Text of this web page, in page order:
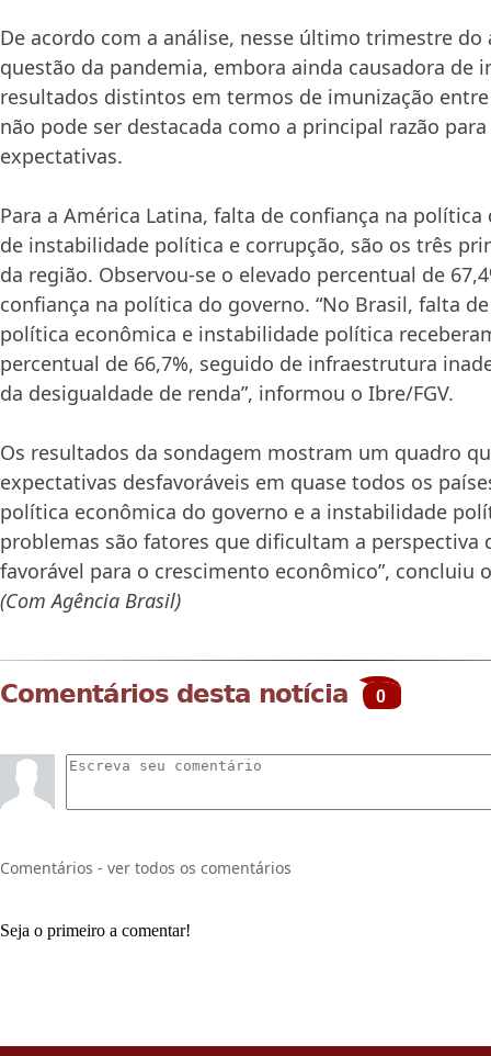
De acordo com a análise, nesse último trimestre do
questão da pandemia, embora ainda causadora de
resultados distintos em termos de imunização
não pode ser destacada como a principal razão
expectativas.
Para a América Latina, falta de confiança na
de instabilidade política e corrupção, são os três
da região. Observou-se o elevado percentual de
confiança na política do governo. “No Brasil, falta
política econômica e instabilidade política
percentual de 66,7%, seguido de infraestrutura
da desigualdade de renda”, informou o Ibre/FGV.
Os resultados da sondagem mostram um quadro
expectativas desfavoráveis em quase todos os
política econômica do governo e a instabilidade
problemas são fatores que dificultam a perspectiva
favorável para o crescimento econômico”, concluiu
(Com Agência Brasil)
Comentários desta notícia 0
Comentários - ver todos os comentários
Seja o primeiro a comentar!